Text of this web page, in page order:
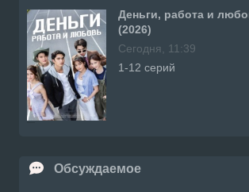
Деньги, работа и
(2026)
Сегодня, 11:39
1-12 серий
Обсуждаемое